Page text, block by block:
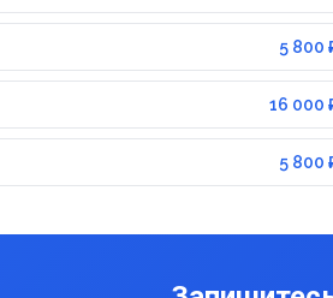
5 800
16 000
5 800